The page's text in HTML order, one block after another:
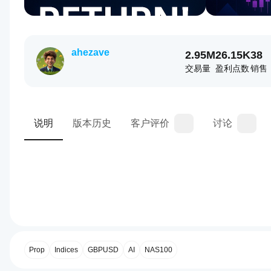
ahezave 2.95M
交易量
26.15K
盈利点数
38
销售
说明 版本历史 客户评价 讨论
cBot?
Prop Indices GBPUSD AI NAS100